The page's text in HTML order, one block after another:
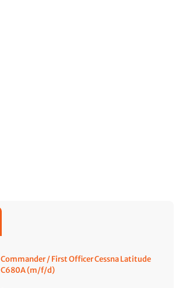
Commander / First Officer Cessna Latitude
C680A (m/f/d)